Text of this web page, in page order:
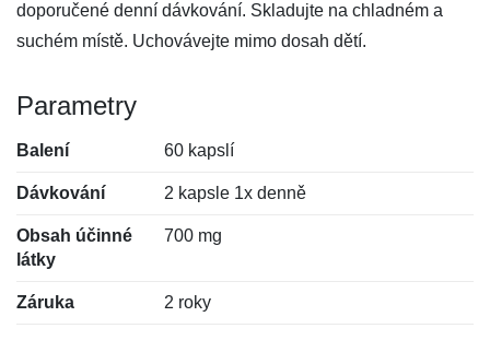
doporučené denní dávkování. Skladujte na chladném a
suchém místě. Uchovávejte mimo dosah dětí.
Parametry
Balení 60 kapslí
Dávkování 2 kapsle 1x denně
Obsah účinné
látky
700 mg
Záruka 2 roky